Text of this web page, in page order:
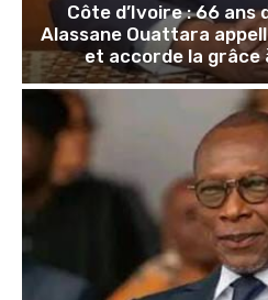
Côte d’Ivoire : 66 ans
Alassane Ouattara
et accorde la grâce